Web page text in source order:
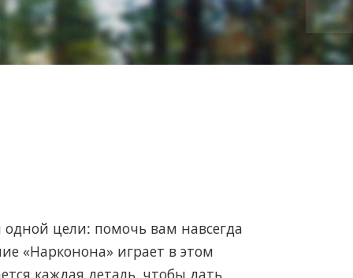
цели: помочь вам навсегда
«Нарконона» играет в этом
каждая деталь, чтобы дать